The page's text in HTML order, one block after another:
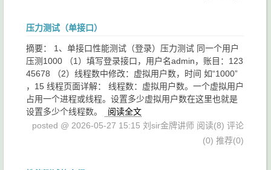
压力测试（单接口）
摘要： 1、单接口性能测试（登录）压力测试 同一个用户
压测1000 （1）填写登录接口，用户名admin，账目：123
45678 （2）线程数中修改：虚拟用户数，时间 如“1000”
，15 线程页面详解： 线程数：虚拟用户数。一个虚拟用户
占用一个进程或线程。设置多少虚拟用户数在这里也就是
设置多少个线程数。
阅读全文
posted @ 2026-05-27 15:15 刘sir金牌讲师 阅读(8) 评论
(0) 推荐(0)